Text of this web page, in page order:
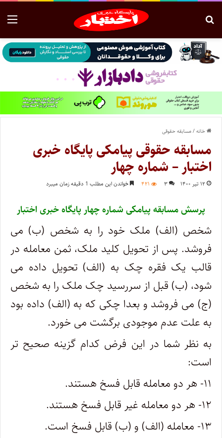
خانه/مسابقه حقوقی
مسابقه حقوقی پیامکی پایگاه خبری
اختبار – شماره چهار
۱۲ تیر ۱۴۰۰ ۳ ۴۲۱ خواندن این مطلب 1 دقیقه زمان میبرد
پرسش مسابقه پیامکی شماره چهار پایگاه خبری اختبار
شخص (الف) ملک خود را به شخص (ب) می
فروشد. پس از تحویل کلید ملک، ثمن معامله در
قالب یک فقره چک به (الف) تحویل داده می
شود، (ب) قبل از سررسید چک ملک را به شخص
(ج) می فروشد و بعدا چکی که به (الف) داده بود
به علت عدم موجودی برگشت می خورد.
به نظر شما در این فرض کدام گزینه صحیح تر
است:
۱۱- هر دو معامله قابل فسخ هستند.
۱۲- هر دو معامله غیر قابل فسخ هستند.
۱۳- معامله (الف) و (ب) قابل فسخ است.